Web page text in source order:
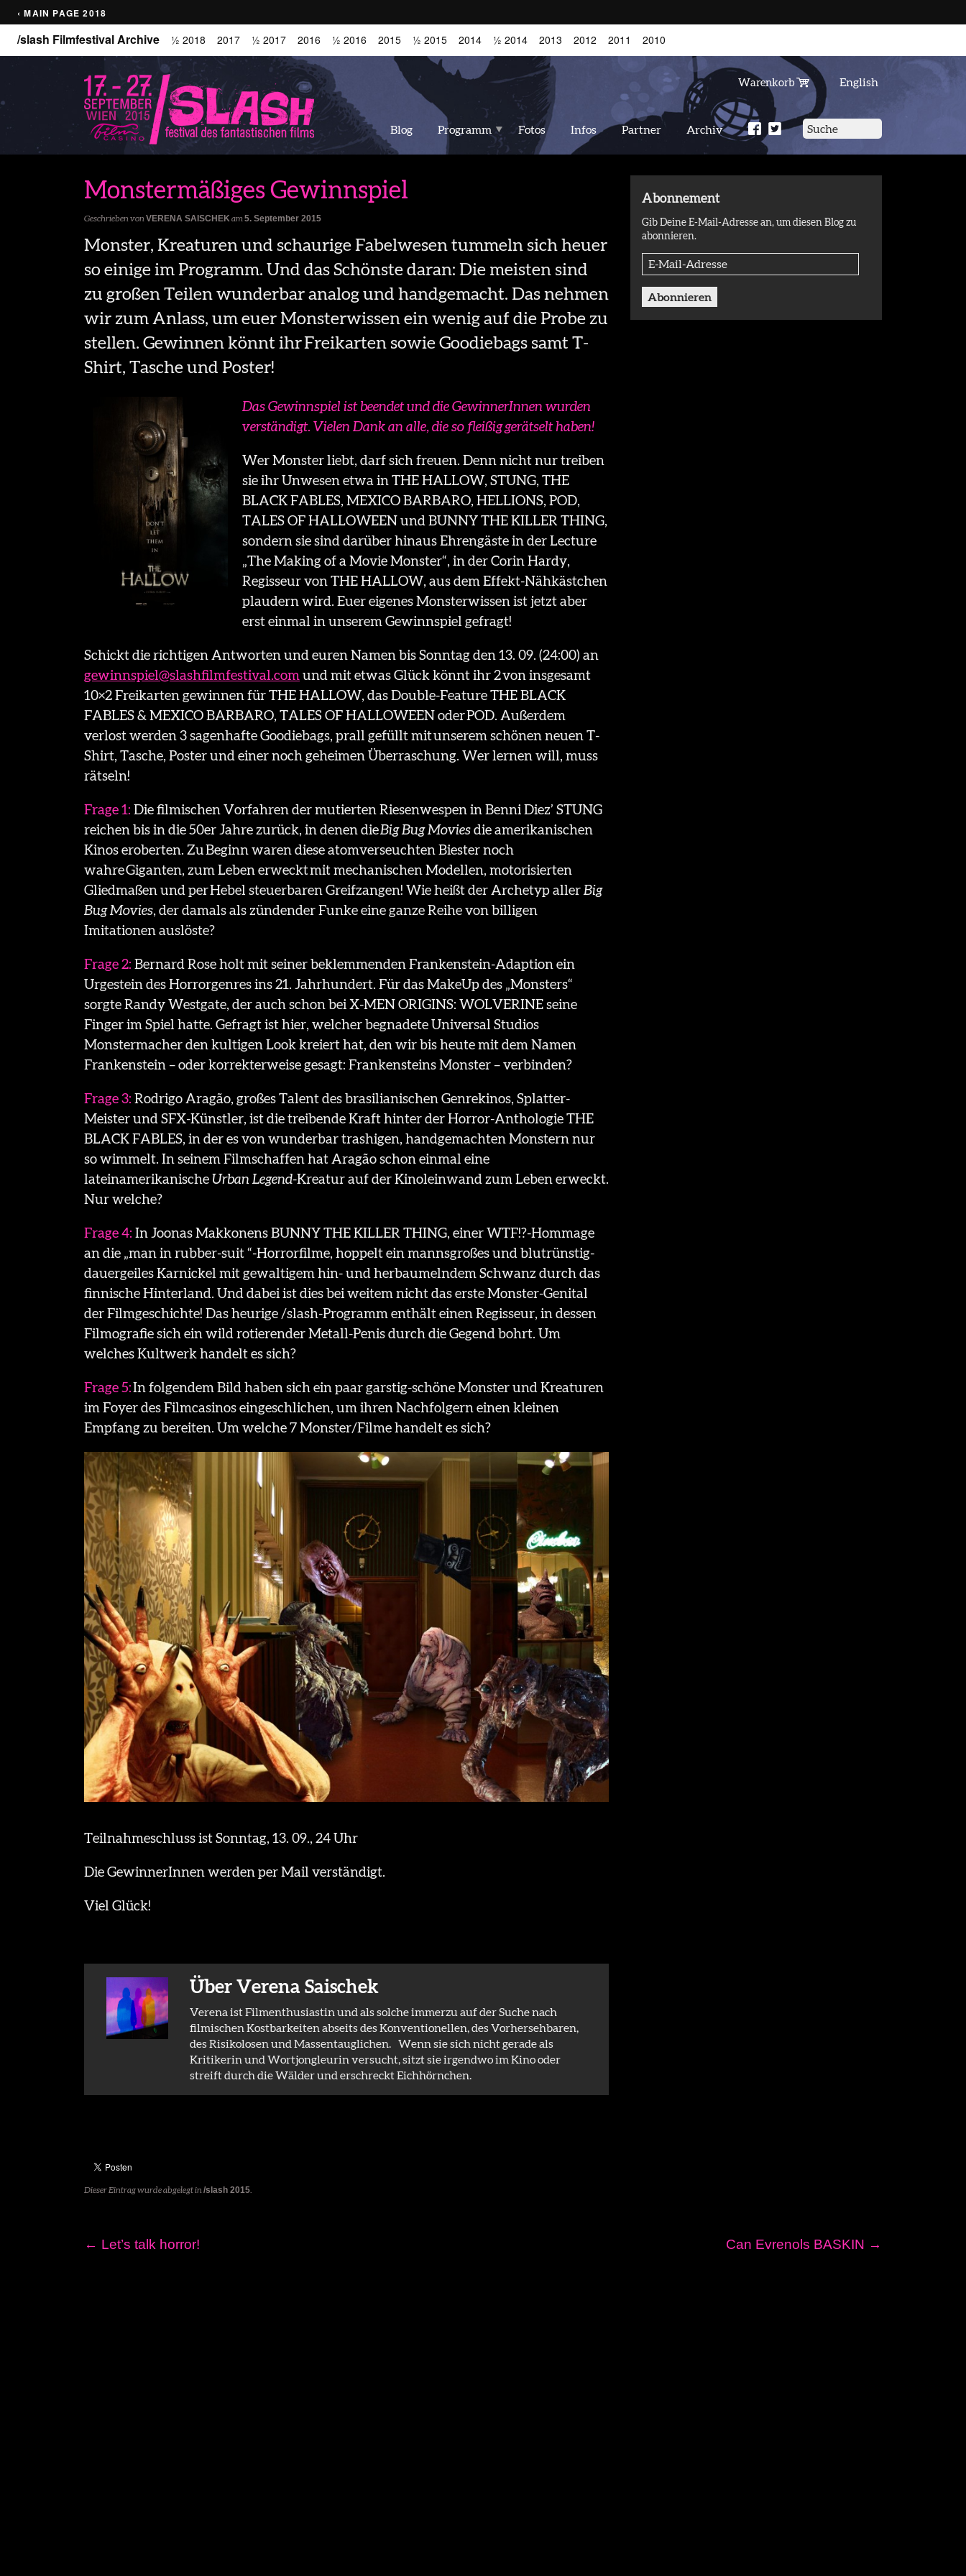
‹ MAIN PAGE 2018
/slash Filmfestival Archive ½ 2018 2017 ½ 2017 2016 ½ 2016 2015 ½ 2015 2014 ½ 2014 2013 2012 2011 2010
Blog Programm Fotos Infos Partner Archiv
English
Warenkorb
Monstermäßiges Gewinnspiel
Geschrieben von VERENA SAISCHEKam 5. September 2015
Monster, Kreaturen und schaurige Fabelwesen tummeln sich heuer
so einige im Programm. Und das Schönste daran: Die meisten sind
zu großen Teilen wunderbar analog und handgemacht. Das nehmen
wir zum Anlass, um euer Monsterwissen ein wenig auf die Probe zu
stellen. Gewinnen könnt ihr Freikarten sowie Goodiebags samt T-
Shirt, Tasche und Poster!
Das Gewinnspiel ist beendet und die GewinnerInnen wurden
verständigt. Vielen Dank an alle, die so fleißig gerätselt haben!
Wer Monster liebt, darf sich freuen. Denn nicht nur treiben
sie ihr Unwesen etwa in THE HALLOW, STUNG, THE
BLACK FABLES, MEXICO BARBARO, HELLIONS, POD,
TALES OF HALLOWEEN und BUNNY THE KILLER THING,
sondern sie sind darüber hinaus Ehrengäste in der Lecture
„The Making of a Movie Monster“, in der Corin Hardy,
Regisseur von THE HALLOW, aus dem Effekt-Nähkästchen
plaudern wird. Euer eigenes Monsterwissen ist jetzt aber
erst einmal in unserem Gewinnspiel gefragt!
Schickt die richtigen Antworten und euren Namen bis Sonntag den 13. 09. (24:00) an
gewinnspiel@slashfilmfestival.com und mit etwas Glück könnt ihr 2 von insgesamt
10×2 Freikarten gewinnen für THE HALLOW, das Double-Feature THE BLACK
FABLES & MEXICO BARBARO, TALES OF HALLOWEEN oder POD. Außerdem
verlost werden 3 sagenhafte Goodiebags, prall gefüllt mit unserem schönen neuen T-
Shirt, Tasche, Poster und einer noch geheimen Überraschung. Wer lernen will, muss
rätseln!
Frage 1: Die filmischen Vorfahren der mutierten Riesenwespen in Benni Diez’ STUNG
reichen bis in die 50er Jahre zurück, in denen dieBig Bug Moviesdie amerikanischen
Kinos eroberten. Zu Beginn waren diese atomverseuchten Biester noch
wahre Giganten, zum Leben erweckt mit mechanischen Modellen, motorisierten
Gliedmaßen und per Hebel steuerbaren Greifzangen! Wie heißt der Archetyp allerBig
Bug Movies, der damals als zündender Funke eine ganze Reihe von billigen
Imitationen auslöste?
Frage 2: Bernard Rose holt mit seiner beklemmenden Frankenstein-Adaption ein
Urgestein des Horrorgenres ins 21. Jahrhundert. Für das MakeUp des „Monsters“
sorgte Randy Westgate, der auch schon bei X-MEN ORIGINS: WOLVERINE seine
Finger im Spiel hatte. Gefragt ist hier, welcher begnadete Universal Studios
Monstermacher den kultigen Look kreiert hat, den wir bis heute mit dem Namen
Frankenstein – oder korrekterweise gesagt: Frankensteins Monster – verbinden?
Frage 3: Rodrigo Aragão, großes Talent des brasilianischen Genrekinos, Splatter-
Meister und SFX-Künstler, ist die treibende Kraft hinter der Horror-Anthologie THE
BLACK FABLES, in der es von wunderbar trashigen, handgemachten Monstern nur
so wimmelt. In seinem Filmschaffen hat Aragão schon einmal eine
lateinamerikanischeUrban Legend-Kreatur auf der Kinoleinwand zum Leben erweckt.
Nur welche?
Frage 4: In Joonas Makkonens BUNNY THE KILLER THING, einer WTF!?-Hommage
an die „man in rubber-suit “-Horrorfilme, hoppelt ein mannsgroßes und blutrünstig-
dauergeiles Karnickel mit gewaltigem hin- und herbaumelndem Schwanz durch das
finnische Hinterland. Und dabei ist dies bei weitem nicht das erste Monster-Genital
der Filmgeschichte! Das heurige /slash-Programm enthält einen Regisseur, in dessen
Filmografie sich ein wild rotierender Metall-Penis durch die Gegend bohrt. Um
welches Kultwerk handelt es sich?
Frage 5:In folgendem Bild haben sich ein paar garstig-schöne Monster und Kreaturen
im Foyer des Filmcasinos eingeschlichen, um ihren Nachfolgern einen kleinen
Empfang zu bereiten. Um welche 7 Monster/Filme handelt es sich?
Teilnahmeschluss ist Sonntag, 13. 09., 24 Uhr
Die GewinnerInnen werden per Mail verständigt.
Viel Glück!
Über Verena Saischek
Verena ist Filmenthusiastin und als solche immerzu auf der Suche nach
filmischen Kostbarkeiten abseits des Konventionellen, des Vorhersehbaren,
des Risikolosen und Massentauglichen. Wenn sie sich nicht gerade als
Kritikerin und Wortjongleurin versucht, sitzt sie irgendwo im Kino oder
streift durch die Wälder und erschreckt Eichhörnchen.
Dieser Eintrag wurde abgelegt in /slash 2015
Abonnement
Gib Deine E-Mail-Adresse an, um diesen Blog zu
abonnieren.
E-
Mail-
Adresse
← Let’s talk horror! Can Evrenols BASKIN →